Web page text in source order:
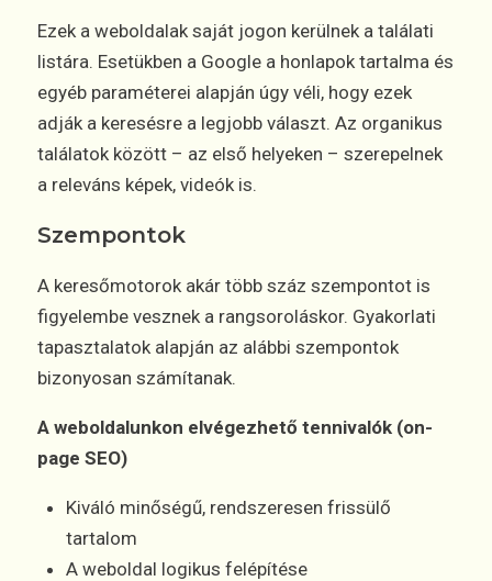
Ezek a weboldalak saját jogon kerülnek a találati
listára. Esetükben a Google a honlapok tartalma és
egyéb paraméterei alapján úgy véli, hogy ezek
adják a keresésre a legjobb választ. Az organikus
találatok között – az első helyeken – szerepelnek
a releváns képek, videók is.
Szempontok
A keresőmotorok akár több száz szempontot is
figyelembe vesznek a rangsoroláskor. Gyakorlati
tapasztalatok alapján az alábbi szempontok
bizonyosan számítanak.
A weboldalunkon elvégezhető tennivalók (on-
page SEO)
Kiváló minőségű, rendszeresen frissülő
tartalom
A weboldal logikus felépítése